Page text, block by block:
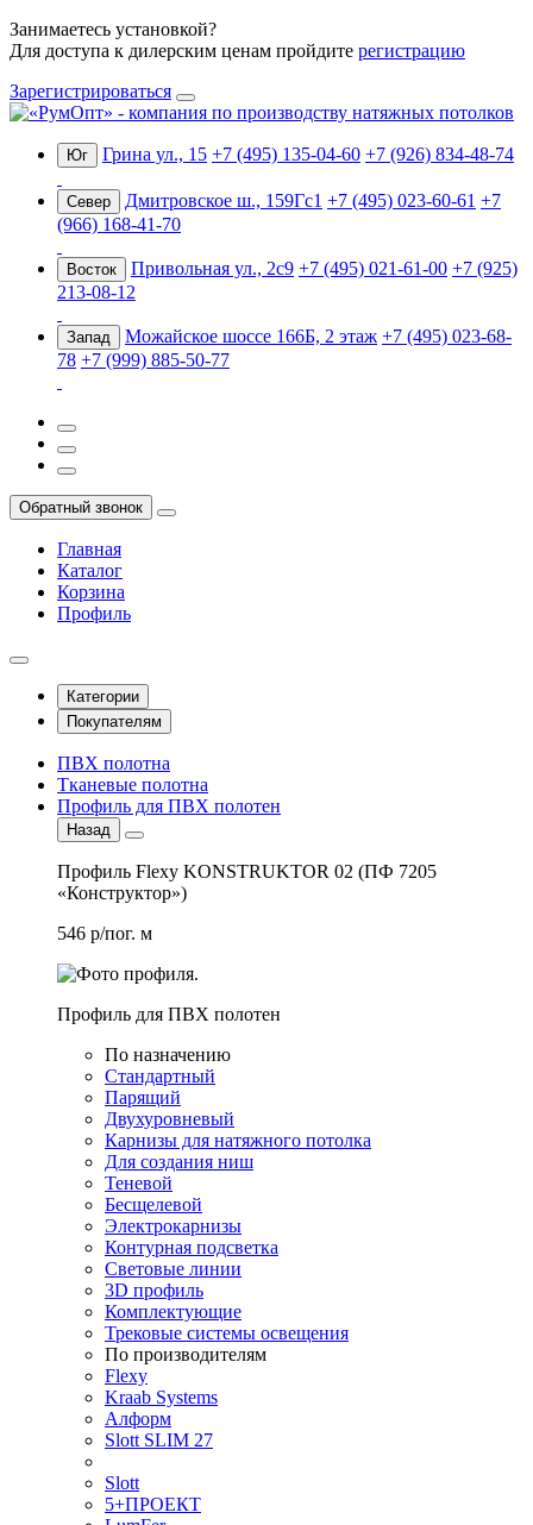
Занимаетесь установкой?
Для доступа к дилерским ценам пройдите регистрацию
Зарегистрироваться
Юг Грина ул., 15 +7 (495) 135-04-60 +7 (926) 834-48-74
Север Дмитровское ш., 159Гс1 +7 (495) 023-60-61 +7
(966) 168-41-70
Восток Привольная ул., 2с9 +7 (495) 021-61-00 +7 (925)
213-08-12
Запад Можайское шоссе 166Б, 2 этаж +7 (495) 023-68-
78 +7 (999) 885-50-77
Обратный звонок
Главная
Каталог
Корзина
Профиль
Категории
Покупателям
ПВХ полотна
Тканевые полотна
Профиль для ПВХ полотен
Назад
Профиль Flexy KONSTRUKTOR 02 (ПФ 7205
«Конструктор»)
546 р/пог. м
Профиль для ПВХ полотен
По назначению
Стандартный
Парящий
Двухуровневый
Карнизы для натяжного потолка
Для создания ниш
Теневой
Бесщелевой
Электрокарнизы
Контурная подсветка
Световые линии
3D профиль
Комплектующие
Трековые системы освещения
По производителям
Flexy
Kraab Systems
Алформ
Slott SLIM 27
Slott
5+ПРОЕКТ